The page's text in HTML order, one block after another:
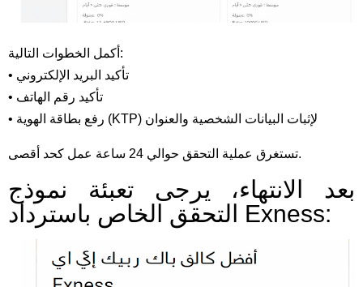
أكمل الخطوات التالية:
• تأكيد البريد الإلكتروني
• تأكيد رقم الهاتف
• رفع بطاقة الهوية (KTP) لإثبات البيانات الشخصية والعنوان
تستغرق عملية التحقق حوالي 24 ساعة عمل كحد أقصى.
بعد الانتهاء، يرجى تعبئة نموذج
التحقق الخاص باسترداد Exness: